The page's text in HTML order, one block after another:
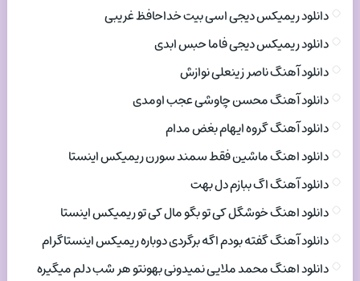
دانلود ریمیکس دیجی اسی بیت خداحافظ غریبی
دانلود ریمیکس دیجی فاما حبس ابدی
دانلود آهنگ ناصر زینعلی نوازش
دانلود آهنگ محسن چاوشی عجب اومدی
دانلود آهنگ گروه ایهام بغض مدام
دانلود اهنگ ماشین فقط سمند سورن ریمیکس اینستا
دانلود آهنگ اگ ببازم دل بهت
دانلود اهنگ خوشگل کی تو بگو مال کی تو ریمیکس اینستا
دانلود آهنگ گفته بودم اگه برگردی دوباره ریمیکس اینستاگرام
دانلود اهنگ محمد ملایی نمیدونی بهونتو هر شب دلم میگیره